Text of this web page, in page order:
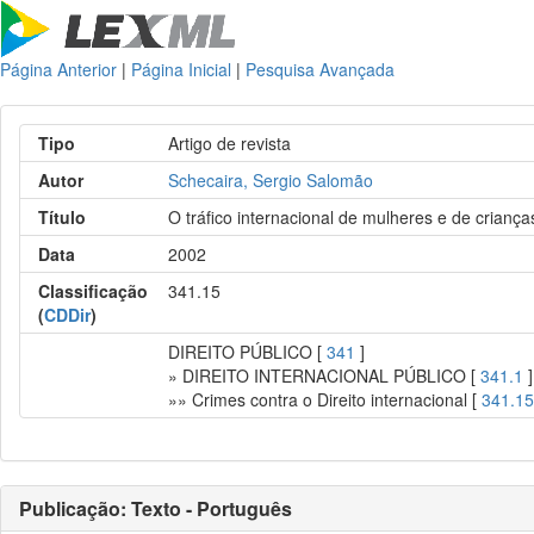
Página Anterior | Página Inicial | Pesquisa Avançada
Tipo
Artigo de revista
Autor
Schecaira, Sergio Salomão
Título
O tráfico internacional de mulheres e de
Data
2002
Classificação
(CDDir)
341.15
DIREITO PÚBLICO [341 ]
» DIREITO INTERNACIONAL PÚBLICO [341.1 ]
»» Crimes contra o Direito internacional [341.15
Publicação: Texto - Português